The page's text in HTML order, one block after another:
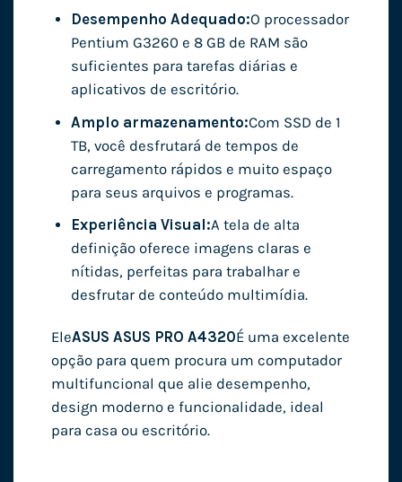
Desempenho Adequado:O processador
Pentium G3260 e 8 GB de RAM são
suficientes para tarefas diárias e
aplicativos de escritório.
Amplo armazenamento:Com SSD de 1
TB, você desfrutará de tempos de
carregamento rápidos e muito espaço
para seus arquivos e programas.
Experiência Visual:A tela de alta
definição oferece imagens claras e
nítidas, perfeitas para trabalhar e
desfrutar de conteúdo multimídia.
EleASUS ASUS PRO A4320É uma excelente
opção para quem procura um computador
multifuncional que alie desempenho,
design moderno e funcionalidade, ideal
para casa ou escritório.